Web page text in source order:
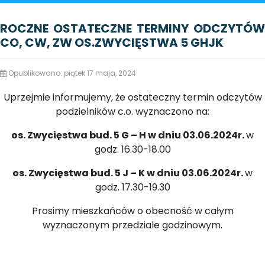
GHJK
ROCZNE OSTATECZNE TERMINY ODCZYTÓW
CO, CW, ZW OS.ZWYCIĘSTWA 5 GHJK
Opublikowano: piątek 17 maja, 2024
Uprzejmie informujemy, że ostateczny termin odczytów
podzielników c.o. wyznaczono na:
os. Zwycięstwa bud. 5 G – Hw dniu 03.06.2024r.w
godz. 16.30-18.00
os. Zwycięstwa bud. 5 J – Kw dniu 03.06.2024r.w
godz. 17.30-19.30
Prosimy mieszkańców o obecność w całym
wyznaczonym przedziale godzinowym.